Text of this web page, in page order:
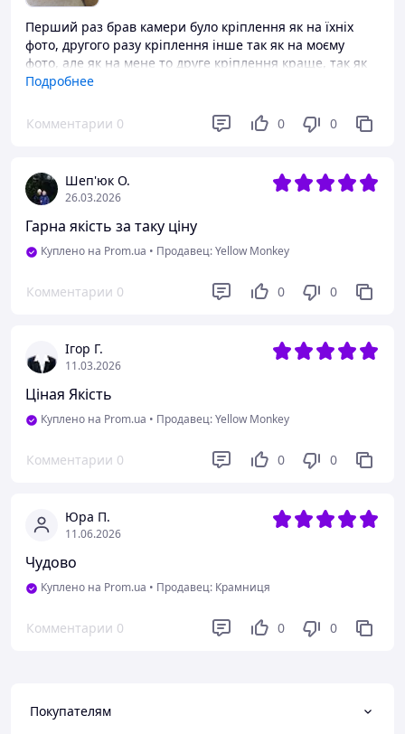
Перший раз брав камери було кріплення як на їхніх
фото, другого разу кріплення інше так як на моєму
фото, але як на мене то друге кріплення краще, так як
камеру що не рухається можна повернути в потрібному
задовольняє, підключається легко...
Недостатки
Дуже тонкі проводки від блока живлення до камери...
Подробнее
Комментарии 0 0 0
Шеп'юк О.
26.03.2026
Гарна якість за таку ціну
Куплено на Prom.ua • Продавец: Yellow Monkey
Комментарии 0 0 0
Ігор Г.
11.03.2026
Ціная Якість
Куплено на Prom.ua • Продавец: Yellow Monkey
Комментарии 0 0 0
Юра П.
11.06.2026
Чудово
Куплено на Prom.ua • Продавец: Крамниця
Комментарии 0 0 0
Покупателям